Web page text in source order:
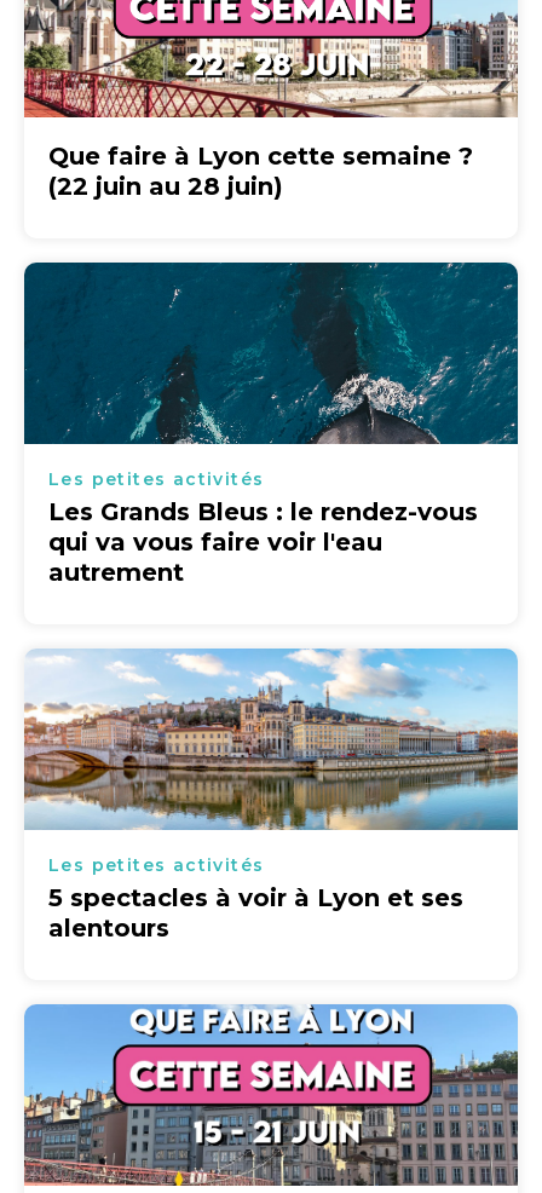
Que faire à Lyon cette semaine ?
(22 juin au 28 juin)
Les petites activités
Les Grands Bleus : le rendez-vous
qui va vous faire voir l'eau
autrement
Les petites activités
5 spectacles à voir à Lyon et ses
alentours